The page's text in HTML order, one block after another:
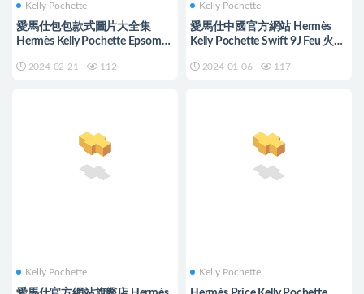
Kelly Pochette
愛馬仕包包款式圖片大全集
Hermès Kelly Pochette Epsom
2024-02-21 112
Kelly Pochette
愛馬仕中國官方網站 Hermès
Kelly Pochette Swift 9J Feu 火焰
2024-01-06 117
Kelly Pochette Kelly Pochette